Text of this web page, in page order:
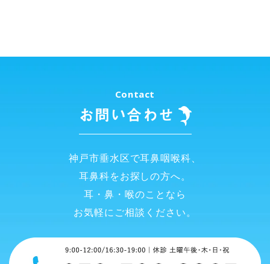
Contact
お問い合わせ
神戸市垂水区で耳鼻咽喉科、
耳鼻科をお探しの方へ。
耳・鼻・喉のことなら
お気軽にご相談ください。